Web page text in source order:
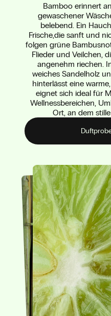
Bamboo erinnert
gewaschener
belebend. Ein
Frische,die sanft und
folgen grüne
Flieder und Veilchen,
angenehm riechen.
weiches Sandelholz
hinterlässt eine
eignet sich ideal für
Wellnessbereichen,
Ort, an dem